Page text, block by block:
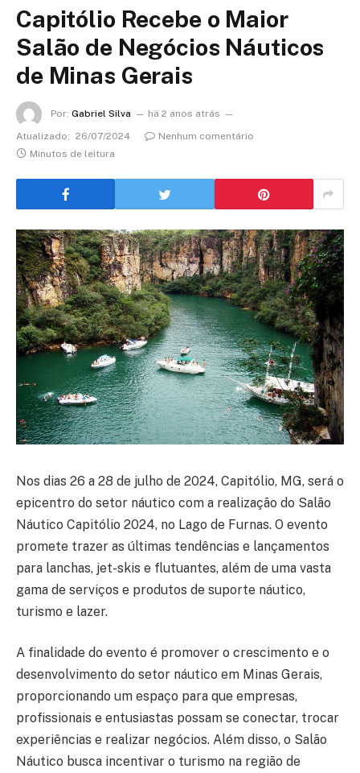
Capitólio Recebe o Maior
Salão de Negócios Náuticos
de Minas Gerais
Por: Gabriel Silva
há 2 anos atrás
Atualizado: 26/07/2024
Nenhum comentário
Minutos de leitura
Nos dias 26 a 28 de julho de 2024, Capitólio, MG, será o
epicentro do setor náutico com a realização do Salão
Náutico Capitólio 2024, no Lago de Furnas. O evento
promete trazer as últimas tendências e lançamentos
para lanchas, jet-skis e flutuantes, além de uma vasta
gama de serviços e produtos de suporte náutico,
turismo e lazer.
A finalidade do evento é promover o crescimento e o
desenvolvimento do setor náutico em Minas Gerais,
proporcionando um espaço para que empresas,
profissionais e entusiastas possam se conectar, trocar
experiências e realizar negócios. Além disso, o Salão
Náutico busca incentivar o turismo na região de